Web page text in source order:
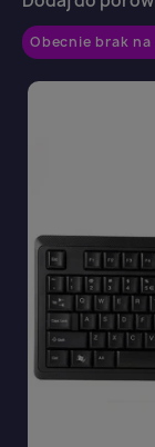
Obecnie brak